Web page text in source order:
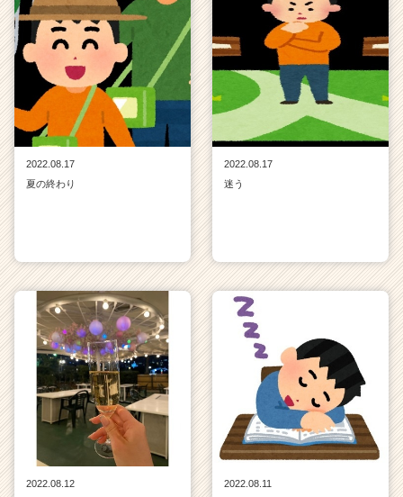
2022.08.17
夏の終わり
2022.08.17
迷う
2022.08.12
2022.08.11